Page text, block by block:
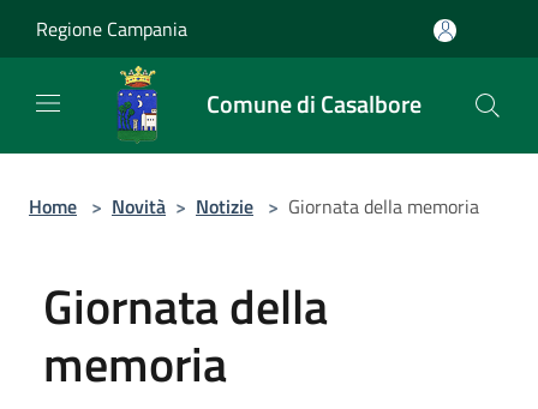
Regione Campania
Comune di Casalbore
Home > Novità > Notizie > Giornata della memoria
Giornata della
memoria